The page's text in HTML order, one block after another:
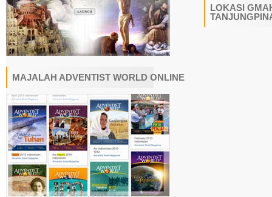
MAJALAH ADVENTIST WORLD ONLINE
LOKASI